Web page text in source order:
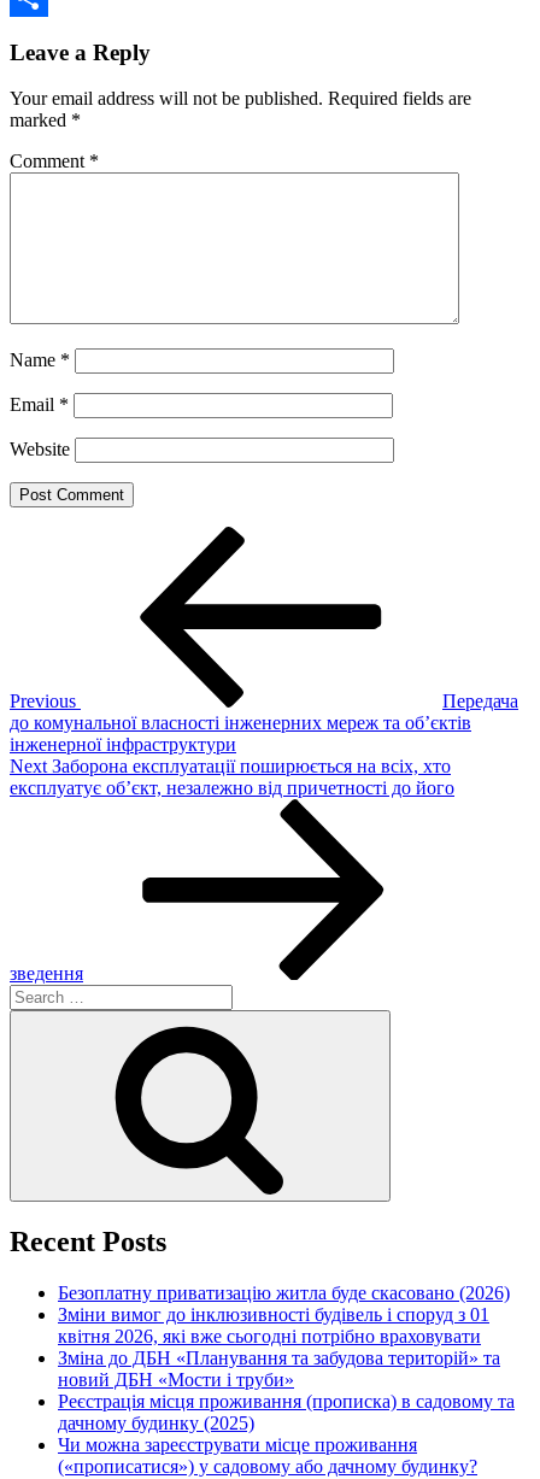
Leave a Reply
Your email address will not be published. Required fields are
marked *
Comment *
Name *
Email *
Website
Previous
Передача
до комунальної власності інженерних мереж та об’єктів
інженерної інфраструктури
Next
Post
Next Заборона експлуатації поширюється на всіх, хто
експлуатує об’єкт, незалежно від причетності до його
зведення
Search
for:
Recent Posts
Безоплатну приватизацію житла буде скасовано (2026)
Зміни вимог до інклюзивності будівель і споруд з 01
квітня 2026, які вже сьогодні потрібно враховувати
Зміна до ДБН «Планування та забудова територій» та
новий ДБН «Мости і труби»
Реєстрація місця проживання (прописка) в садовому та
дачному будинку (2025)
Чи можна зареєструвати місце проживання
(«прописатися») у садовому або дачному будинку?